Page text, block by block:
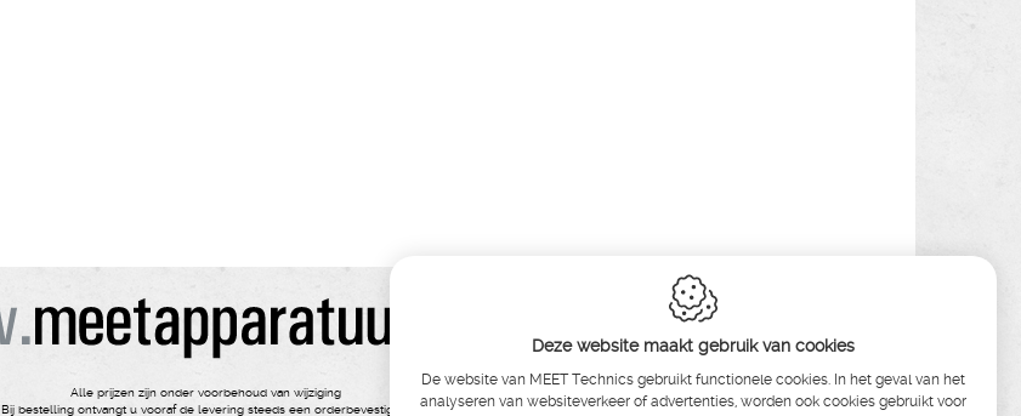
Alle prijzen zijn onder voorbehoud van wijziging
Bij bestelling ontvangt u vooraf de levering steeds een orderbevestiging
Deze website maakt gebruik van cookies
De website van MEET Technics gebruikt functionele cookies. In het geval van het
analyseren van websiteverkeer of advertenties, worden ook cookies gebruikt voor